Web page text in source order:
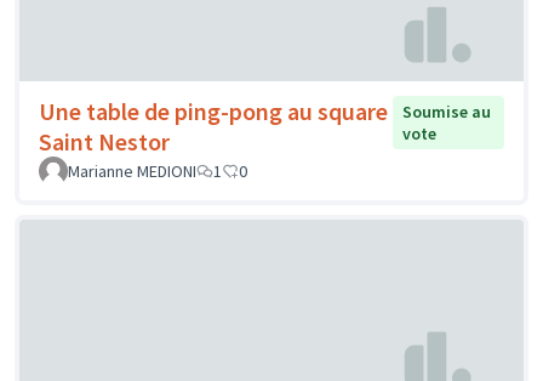
Une table de ping-pong au square
Saint Nestor
Soumise au
vote
Marianne MEDIONI
1 0